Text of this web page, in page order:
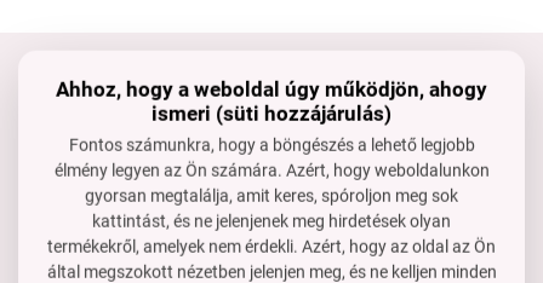
Tartsd velünk a kapcsolatot
Készséggel állunk rendelkezésedre, ha segítségre van
szükséged.
rendeles@dedraclub.hu
+3614451772
H–P: 8-15 óra
Ahhoz, hogy a weboldal úgy működjön, ahogy
ismeri (süti hozzájárulás)
Fontos számunkra, hogy a böngészés a lehető legjobb
élmény legyen az Ön számára. Azért, hogy weboldalunkon
gyorsan megtalálja, amit keres, spóroljon meg sok
kattintást, és ne jelenjenek meg hirdetések olyan
termékekről, amelyek nem érdekli. Azért, hogy az oldal az Ön
által megszokott nézetben jelenjen meg, és ne kelljen minden